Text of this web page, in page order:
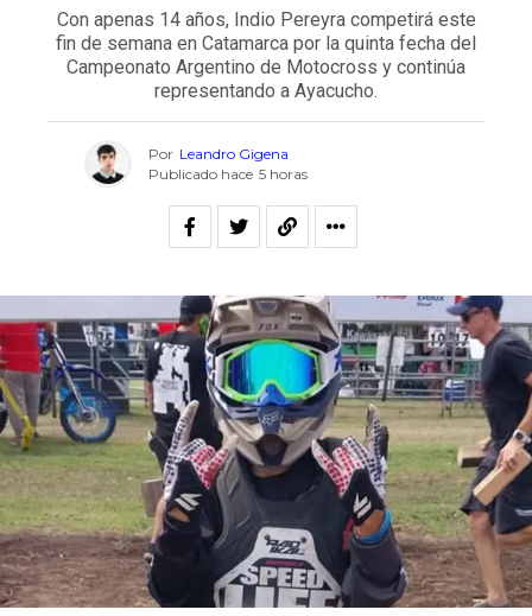
Con apenas 14 años, Indio Pereyra competirá este
fin de semana en Catamarca por la quinta fecha del
Campeonato Argentino de Motocross y continúa
representando a Ayacucho.
Por Leandro Gigena
Publicado hace 5 horas